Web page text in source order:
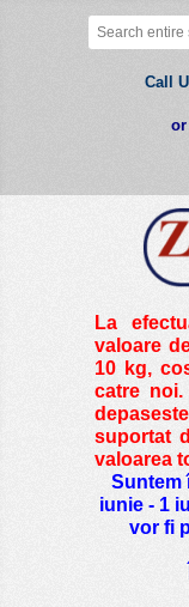
Call
or
La
valoare
10 kg,
catre
suportat
valoarea
Suntem
iunie - 1
vor fi